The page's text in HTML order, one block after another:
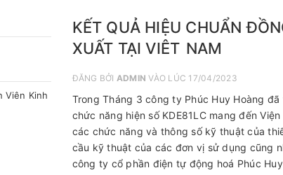
KẾT QUẢ HIỆU CHUẨN
XUẤT TẠI VIÊT NAM
ĐĂNG BỞI ADMIN VÀO LÚC 17/04/2023
Trong Tháng 3 công ty Phúc Huy Hoàng
chức năng hiện số KDE81LC mang đến
các chức năng và thông số kỹ thuật của
cầu kỹ thuật của các đơn vị sử dụng cũng
công ty cổ phần điện tự động hoá Phúc
Viên Kinh